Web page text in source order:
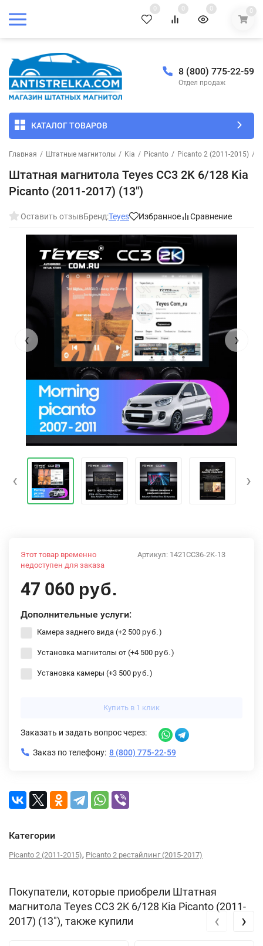
0 0 0 0
8 (800) 775-22-59
Отдел продаж
КАТАЛОГ ТОВАРОВ
Главная / Штатные магнитолы / Kia / Picanto / Picanto 2 (2011-2015) /
Штатная магнитола Teyes CC3 2K 6/128 Kia
Picanto (2011-2017) (13")
Оставить отзывБренд:Teyes Избранное Сравнение
‹ ›
‹ ›
Артикул: 1421CC36-2K-13
Этот товар временно
недоступен для заказа
47 060 руб.
Дополнительные услуги:
Камера заднего вида (+2 500 руб. )
Установка магнитолы от (+4 500 руб. )
Установка камеры (+3 500 руб. )
Купить в 1 клик
Заказать и задать вопрос через:
Заказ по телефону: 8 (800) 775-22-59
Категории
Picanto 2 (2011-2015), Picanto 2 рестайлинг (2015-2017)
Покупатели, которые приобрели Штатная
магнитола Teyes CC3 2K 6/128 Kia Picanto (2011-
2017) (13"), также купили
‹ ›